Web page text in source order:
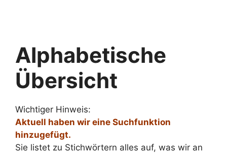
Alphabetische
Übersicht
Wichtiger Hinweis:
Aktuell haben wir eine Suchfunktion
hinzugefügt.
Sie listet zu Stichwörtern alles auf, was wir an